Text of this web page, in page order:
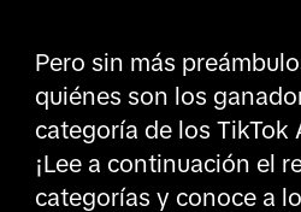
Pero sin más
quiénes son los
categoría de los TikTok
¡Lee a continuación el
categorías y conoce a